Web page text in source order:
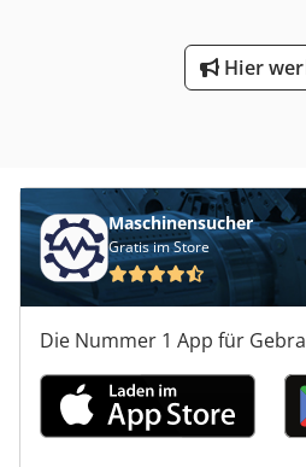
Hier
Maschinensucher
Gratis im Store
Die Nummer 1 App für